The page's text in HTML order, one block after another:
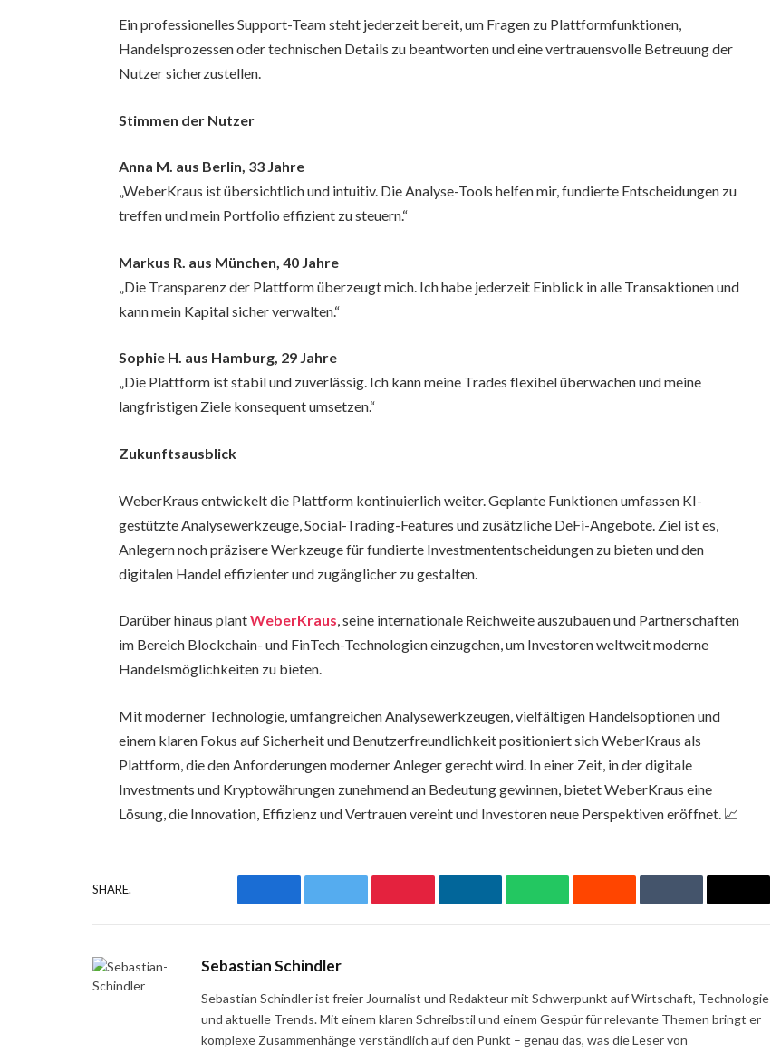
Ein professionelles Support-Team steht jederzeit bereit, um Fragen zu Plattformfunktionen,
Handelsprozessen oder technischen Details zu beantworten und eine vertrauensvolle Betreuung der
Nutzer sicherzustellen.
Stimmen der Nutzer
Anna M. aus Berlin, 33 Jahre
„WeberKraus ist übersichtlich und intuitiv. Die Analyse-Tools helfen mir, fundierte Entscheidungen zu
treffen und mein Portfolio effizient zu steuern.“
Markus R. aus München, 40 Jahre
„Die Transparenz der Plattform überzeugt mich. Ich habe jederzeit Einblick in alle Transaktionen und
kann mein Kapital sicher verwalten.“
Sophie H. aus Hamburg, 29 Jahre
„Die Plattform ist stabil und zuverlässig. Ich kann meine Trades flexibel überwachen und meine
langfristigen Ziele konsequent umsetzen.“
Zukunftsausblick
WeberKraus entwickelt die Plattform kontinuierlich weiter. Geplante Funktionen umfassen KI-
gestützte Analysewerkzeuge, Social-Trading-Features und zusätzliche DeFi-Angebote. Ziel ist es,
Anlegern noch präzisere Werkzeuge für fundierte Investmententscheidungen zu bieten und den
digitalen Handel effizienter und zugänglicher zu gestalten.
Darüber hinaus plantWeberKraus, seine internationale Reichweite auszubauen und Partnerschaften
im Bereich Blockchain- und FinTech-Technologien einzugehen, um Investoren weltweit moderne
Handelsmöglichkeiten zu bieten.
Mit moderner Technologie, umfangreichen Analysewerkzeugen, vielfältigen Handelsoptionen und
einem klaren Fokus auf Sicherheit und Benutzerfreundlichkeit positioniert sich WeberKraus als
Plattform, die den Anforderungen moderner Anleger gerecht wird. In einer Zeit, in der digitale
Investments und Kryptowährungen zunehmend an Bedeutung gewinnen, bietet WeberKraus eine
Lösung, die Innovation, Effizienz und Vertrauen vereint und Investoren neue Perspektiven eröffnet. 📈
SHARE.
FacebookTwitter PinterestLinkedIn WhatsAppReddit Tumblr Email
Sebastian Schindler
Sebastian Schindler ist freier Journalist und Redakteur mit Schwerpunkt auf Wirtschaft, Technologie
und aktuelle Trends. Mit einem klaren Schreibstil und einem Gespür für relevante Themen bringt er
komplexe Zusammenhänge verständlich auf den Punkt – genau das, was die Leser von